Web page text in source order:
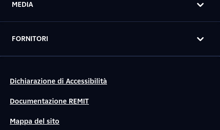
MEDIA
FORNITORI
Dichiarazione di Accessibilità
Documentazione REMIT
Mappa del sito